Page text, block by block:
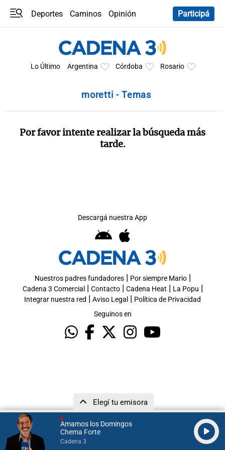
Amamos los Domingos
Chema Forte
Cadena 3
Elegí tu emisora
Deportes Caminos
Opinión
Participá
Lo Último Argentina Córdoba Rosario
moretti - Temas
Por favor intente realizar la búsqueda más
tarde.
Descargá nuestra App
Nuestros padres fundadores| Por siempre Mario|
Cadena 3 Comercial | Contacto| Cadena Heat | La Popu |
Integrar nuestra red | Aviso Legal | Política de Privacidad
Seguinos en